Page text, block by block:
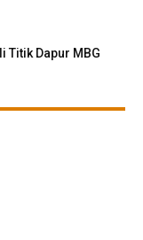
Titik Dapur MBG